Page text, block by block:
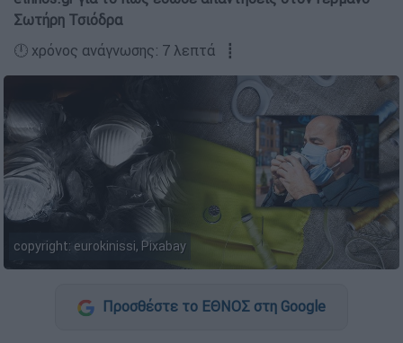
Σωτήρη Τσιόδρα
🕛 χρόνος ανάγνωσης: 7 λεπτά ┋
copyright: eurokinissi, Pixabay
Προσθέστε το ΕΘΝΟΣ στη Google